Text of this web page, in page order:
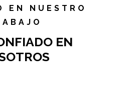
EN NUESTRO
EN